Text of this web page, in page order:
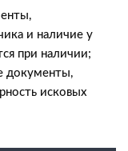
и наличие у
при наличии;
документы,
исковых